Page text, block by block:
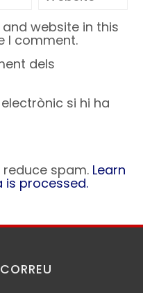
website in this
I comment.
dels
si hi ha
reduce spam. Learn
processed.